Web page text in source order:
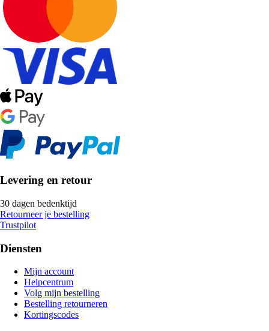
Levering en retour
30 dagen bedenktijd
Retourneer je bestelling
Trustpilot
Diensten
Mijn account
Helpcentrum
Volg mijn bestelling
Bestelling retourneren
Kortingscodes